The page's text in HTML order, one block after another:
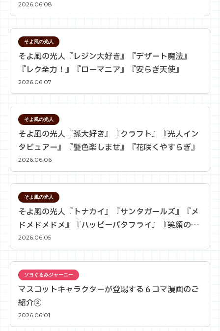
2026.06.08
そよ風の光人
そよ風の光人『レジン大好き』『デザート魔法』
『レク全力！』『ローマニア』『安らぎ天使』
2026.06.07
そよ風の光人
そよ風の光人『孫大好き』『クラフト』『光人イン
タビュアー』『髪色楽しませ』『花咲くやすらぎ』
2026.06.06
そよ風の光人
そよ風の光人『トナカイ』『サンタガールズ』『メ
ドメドメドメ』『ハッピーバタフライ』『笑顔の輪
が広がる☆マルチパフォーマ―』
2026.06.05
ソヨぐるみジャーニー
マスコットキャラクターが登場する６コマ漫画のご
紹介②
2026.06.01